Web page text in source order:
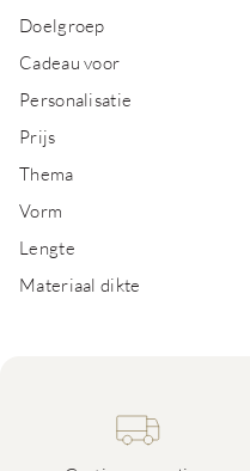
Doelgroep
Cadeau voor
Personalisatie
Prijs
Thema
Vorm
Lengte
Materiaal dikte